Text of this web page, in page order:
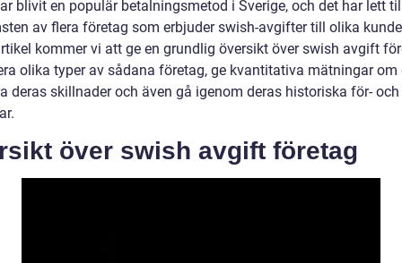
blivit en populär betalningsmetod i Sverige, och det har lett
av flera företag som erbjuder swish-avgifter till olika
kommer vi att ge en grundlig översikt över swish avgift
olika typer av sådana företag, ge kvantitativa mätningar om
deras skillnader och även gå igenom deras historiska för- och
över swish avgift företag